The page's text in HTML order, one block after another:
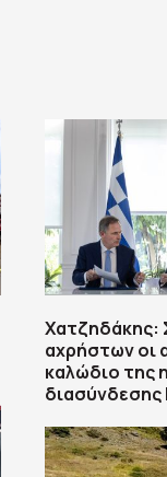
Χατζηδάκης:
αχρήστων οι
καλώδιο της